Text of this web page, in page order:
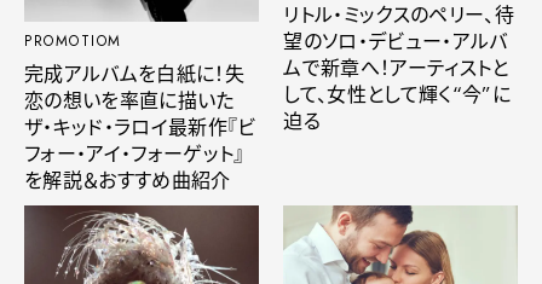
PROMOTIOM
完成アルバムを白紙に！失
恋の想いを率直に描いた
ザ・キッド・ラロイ最新作『ビ
フォー・アイ・フォーゲット』
を解説＆おすすめ曲紹介
リトル・ミックスのペリー、待
望のソロ・デビュー・アルバ
ムで新章へ！アーティストと
して、女性として輝く“今”に
迫る